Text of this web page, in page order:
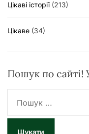
Цікаві історії(213)
Цікаве (34)
Пошук по сайті!
ш